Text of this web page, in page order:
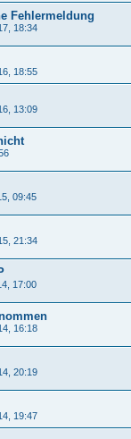
Fehlermeldung
18:34
18:55
13:09
09:45
21:34
17:00
16:18
20:19
19:47